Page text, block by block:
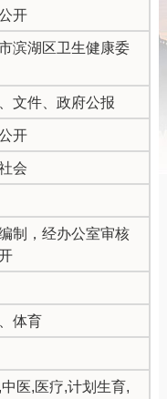
开
滨湖区卫生健康委
文件、政府公报
开
会
制，经办公室审核
体育
中医,医疗,计划生育,